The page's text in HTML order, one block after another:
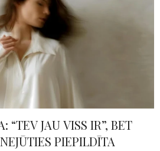
“TEV JAU VISS IR”, BET
PIEPILDĪTA